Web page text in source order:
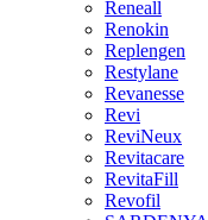
Reneall
Renokin
Replengen
Restylane
Revanesse
Revi
ReviNeux
Revitacare
RevitaFill
Revofil